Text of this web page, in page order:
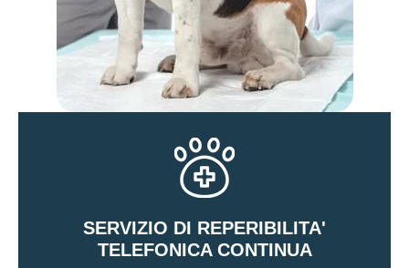
SERVIZIO DI REPERIBILITA'
TELEFONICA CONTINUA